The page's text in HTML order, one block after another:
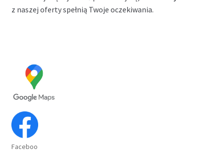
z naszej oferty spełnią Twoje oczekiwania.
Faceboo